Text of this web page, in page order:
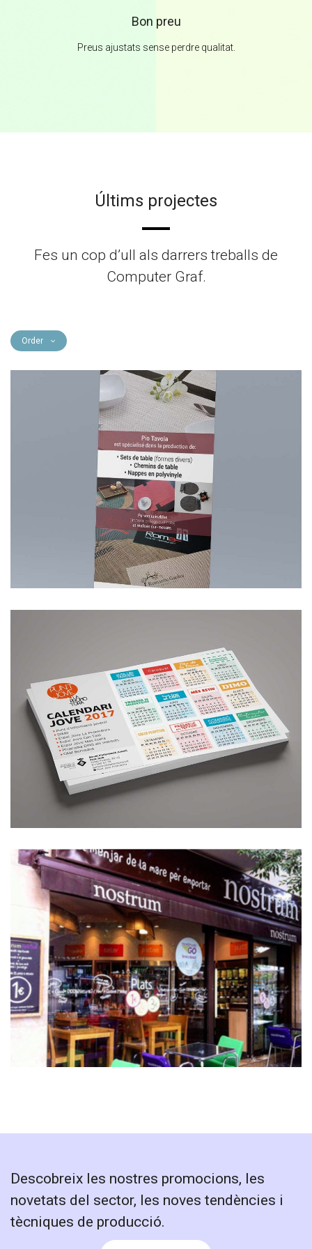
Bon preu
Preus ajustats sense perdre qualitat.
Últims projectes
Fes un cop d’ull als darrers treballs de
Computer Graf.
Order
Pio Tavola
Ajuntament de Sta. Perpètua (varis)
Nostrum
Descobreix les nostres promocions, les
novetats del sector, les noves tendències i
tècniques de producció.